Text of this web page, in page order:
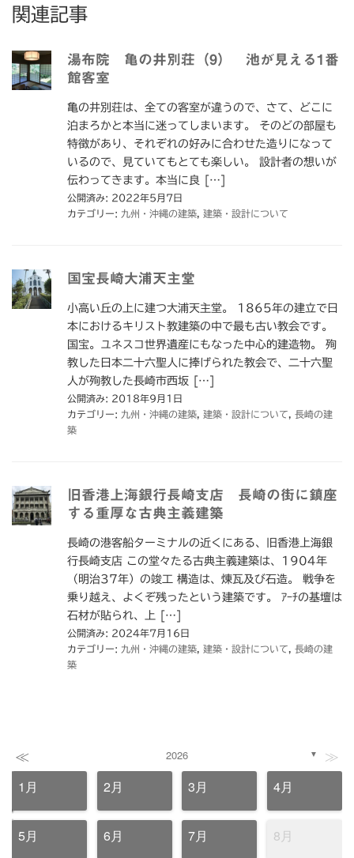
関連記事
湯布院 亀の井別荘（9） 池が見える1番
館客室
亀の井別荘は、全ての客室が違うので、さて、どこに
泊まろかと本当に迷ってしまいます。 そのどの部屋も
特徴があり、それぞれの好みに合わせた造りになって
いるので、見ていてもとても楽しい。 設計者の想いが
伝わってきます。本当に良 […]
公開済み: 2022年5月7日
カテゴリー: 九州・沖縄の建築 建築・設計について
国宝長崎大浦天主堂
小高い丘の上に建つ大浦天主堂。 1865年の建立で日
本におけるキリスト教建築の中で最も古い教会です。
国宝。ユネスコ世界遺産にもなった中心的建造物。 殉
教した日本二十六聖人に捧げられた教会で、二十六聖
人が殉教した長崎市西坂 […]
公開済み: 2018年9月1日
カテゴリー: 九州・沖縄の建築 建築・設計について
長崎の建
築
旧香港上海銀行長崎支店 長崎の街に鎮座
する重厚な古典主義建築
長崎の港客船ターミナルの近くにある、旧香港上海銀
行長崎支店 この堂々たる古典主義建築は、1904年
（明治37年）の竣工 構造は、煉瓦及び石造。 戦争を
乗り越え、よくぞ残ったという建築です。 ｱｰﾁの基壇は
石材が貼られ、上 […]
公開済み: 2024年7月16日
カテゴリー: 九州・沖縄の建築 建築・設計について
長崎の建
築
≪ 2026 ▼ ≫
1月 2月 3月 4月
5月 6月 7月 8月